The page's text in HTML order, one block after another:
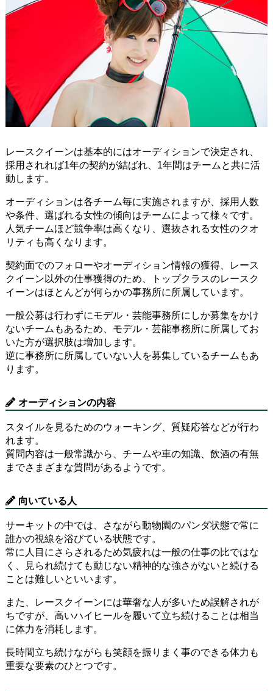
レースクイーンは基本的にはオーディションで決定され、
採用されれば1年の契約が結ばれ、1年間はチームと共に活
動します。
オーディションは各チーム毎に実施されますが、採用人数
や条件、選ばれる女性の傾向はチームによって様々です。
人気チームほど競争率は高くなり、選抜される女性のクオ
リティも高くなります。
契約面でのフォローやオーディション情報の獲得、レース
クイーン以外の仕事獲得のため、トップクラスのレースク
イーンはほとんどが何らかの事務所に所属しています。
一般公募は行わずにモデル・芸能事務所にしか募集をかけ
ないチームもあるため、モデル・芸能事務所に所属してお
いた方が選択肢は増加します。
逆に事務所に所属していない人を募集しているチームもあ
ります。
オーディションの内容
スタイルを見るためのウォーキング、質疑応答などが行わ
れます。
質問内容は一般常識から、チームや車の知識、飲酒の有無
までさまざまな質問があるようです。
向いている人
サーキットの中では、さながら動物園のパンダ状態で常に
誰かの視線を浴びている状態です。
常に人目にさらされるため気疲れは一般の仕事の比ではな
く、見られ続けても動じない精神的な強さがないと続ける
ことは難しいといいます。
また、レースクイーンには華奢な人が多いため誤解されが
ちですが、高いハイヒールを履いて立ち続けることは相当
に体力を消耗します。
長時間立ち続けながらも笑顔を振りまく事のできる体力も
重要な要素のひとつです。